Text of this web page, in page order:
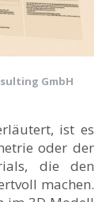
GmbH
ist es
oder der
die den
machen.